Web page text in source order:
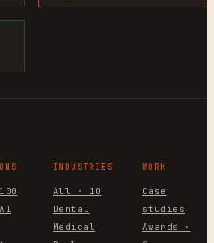
INDUSTRIES
All · 10
Dental
Medical
WORK
Case
studies
Awards ·